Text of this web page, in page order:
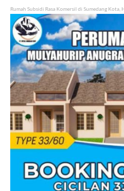
Rumah Subsidi Rasa Komersil di Sumedang Kota,